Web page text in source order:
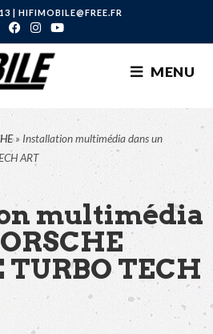
| HIFIMOBILE@FREE.FR
MENU
»Installation multimédia dans un
ART
multimédia
TURBO TECH